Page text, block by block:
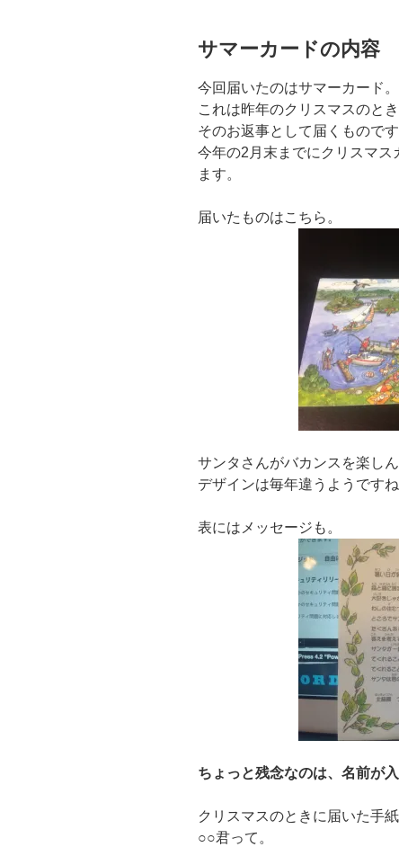
サマーカードの内容
今回届いたのはサマーカード。
これは昨年のクリスマスのと
そのお返事として届くものです
今年の2月末までにクリスマス
ます。
届いたものはこちら。
サンタさんがバカンスを楽し
デザインは毎年違うようですね
表にはメッセージも。
ちょっと残念なのは、名前が
クリスマスのときに届いた手
○○君って。